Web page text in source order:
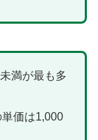
満が最も多
価は1,000